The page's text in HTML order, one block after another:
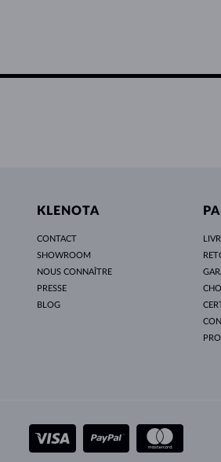
KLENOTA
CONTACT
SHOWROOM
NOUS CONNAÎTRE
PRESSE
BLOG